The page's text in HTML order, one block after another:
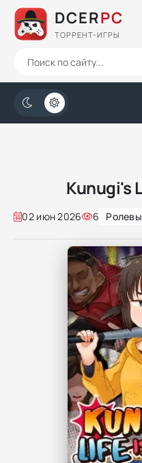
DCERPC
ТОРРЕНТ-ИГРЫ
Kunugi's
02 июн 2026 6